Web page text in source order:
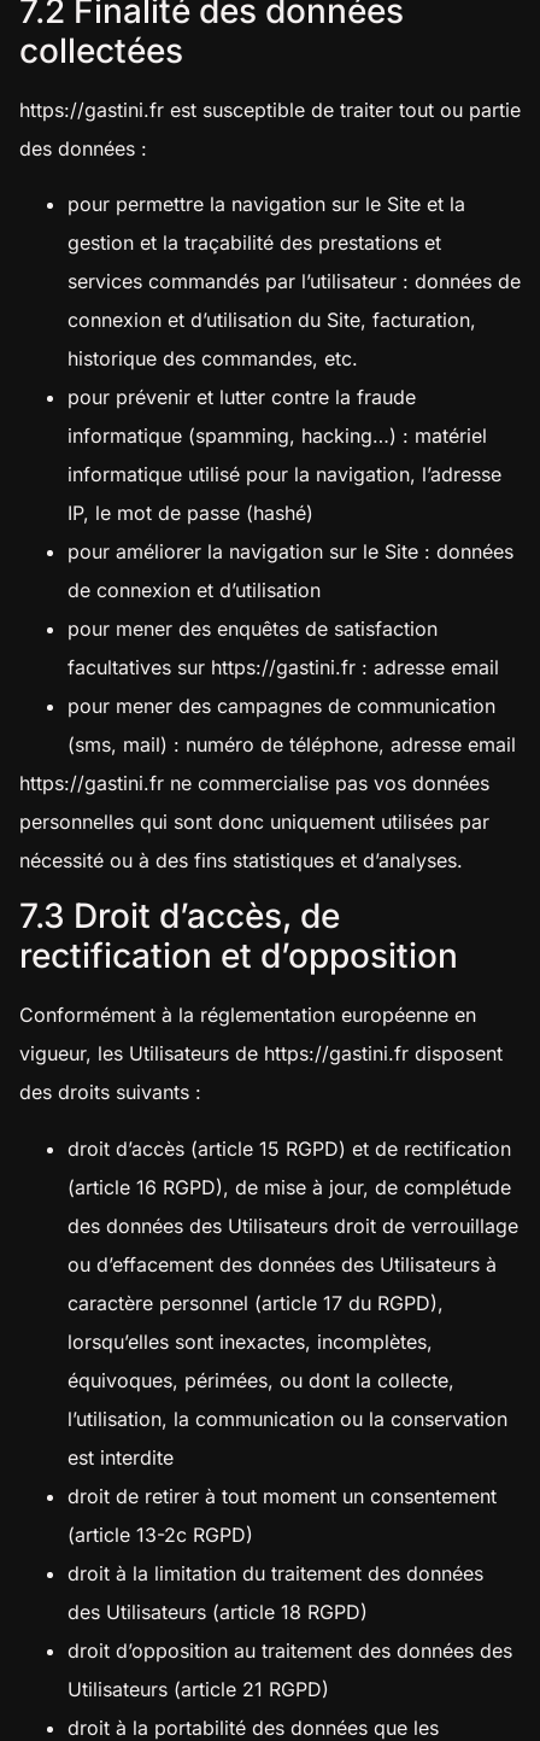
7.2 Finalité des données
collectées
https://gastini.fr est susceptible de traiter tout ou partie
des données :
pour permettre la navigation sur le Site et la
gestion et la traçabilité des prestations et
services commandés par l’utilisateur : données de
connexion et d’utilisation du Site, facturation,
historique des commandes, etc.
pour prévenir et lutter contre la fraude
informatique (spamming, hacking…) : matériel
informatique utilisé pour la navigation, l’adresse
IP, le mot de passe (hashé)
pour améliorer la navigation sur le Site : données
de connexion et d’utilisation
pour mener des enquêtes de satisfaction
facultatives sur https://gastini.fr : adresse email
pour mener des campagnes de communication
(sms, mail) : numéro de téléphone, adresse email
https://gastini.fr ne commercialise pas vos données
personnelles qui sont donc uniquement utilisées par
nécessité ou à des fins statistiques et d’analyses.
7.3 Droit d’accès, de
rectification et d’opposition
Conformément à la réglementation européenne en
vigueur, les Utilisateurs de https://gastini.fr disposent
des droits suivants :
droit d’accès (article 15 RGPD) et de rectification
(article 16 RGPD), de mise à jour, de complétude
des données des Utilisateurs droit de verrouillage
ou d’effacement des données des Utilisateurs à
caractère personnel (article 17 du RGPD),
lorsqu’elles sont inexactes, incomplètes,
équivoques, périmées, ou dont la collecte,
l’utilisation, la communication ou la conservation
est interdite
droit de retirer à tout moment un consentement
(article 13-2c RGPD)
droit à la limitation du traitement des données
des Utilisateurs (article 18 RGPD)
droit d’opposition au traitement des données des
Utilisateurs (article 21 RGPD)
droit à la portabilité des données que les